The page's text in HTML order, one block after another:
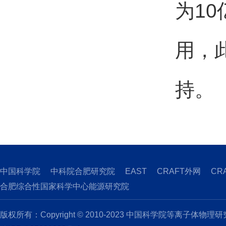
为10
用，
持。
中国科学院 中科院合肥研究院 EAST CRAFT外网
合肥综合性国家科学中心能源研究院
版权所有：Copyright © 2010-2023 中国科学院等离子体物理